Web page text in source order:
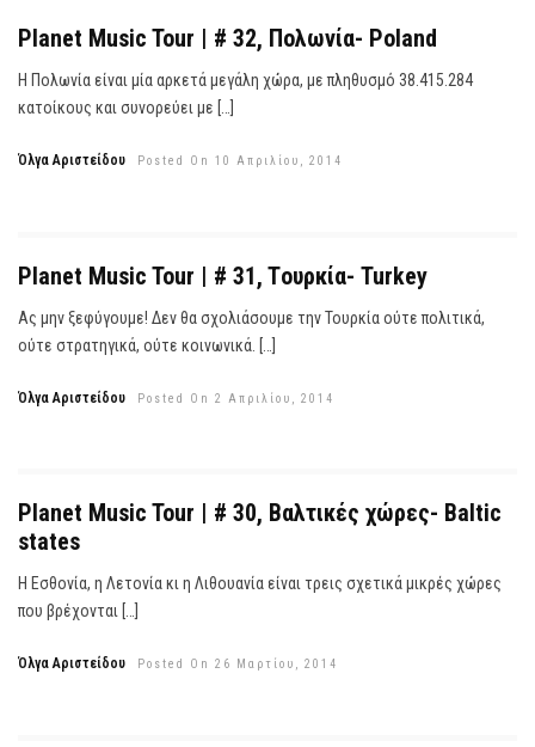
Planet Music Tour | # 32, Πολωνία- Poland
Η Πολωνία είναι μία αρκετά μεγάλη χώρα, με πληθυσμό 38.415.284
κατοίκους και συνορεύει με […]
Όλγα Αριστείδου Posted On 10 Απριλίου, 2014
Planet Music Tour | # 31, Tουρκία- Turkey
Ας μην ξεφύγουμε! Δεν θα σχολιάσουμε την Τουρκία ούτε πολιτικά,
ούτε στρατηγικά, ούτε κοινωνικά. […]
Όλγα Αριστείδου Posted On 2 Απριλίου, 2014
Planet Music Tour | # 30, Βαλτικές χώρες- Baltic
states
Η Εσθονία, η Λετονία κι η Λιθουανία είναι τρεις σχετικά μικρές χώρες
που βρέχονται […]
Όλγα Αριστείδου Posted On 26 Μαρτίου, 2014